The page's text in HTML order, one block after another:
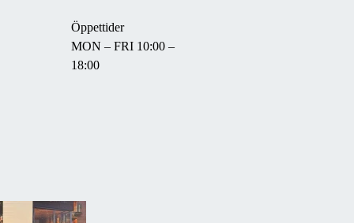
Öppettider
MON – FRI 10:00 –
18:00